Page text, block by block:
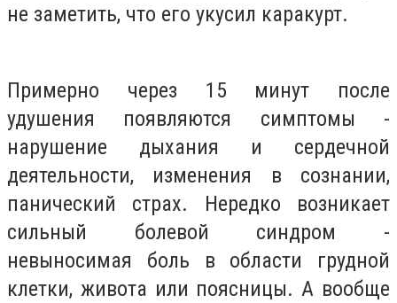
не заметить, что его укусил каракурт.
Примерно через 15 минут после
удушения появляются симптомы -
нарушение дыхания и сердечной
деятельности, изменения в сознании,
панический страх. Нередко возникает
сильный болевой синдром -
невыносимая боль в области грудной
клетки, живота или поясницы.А вообще